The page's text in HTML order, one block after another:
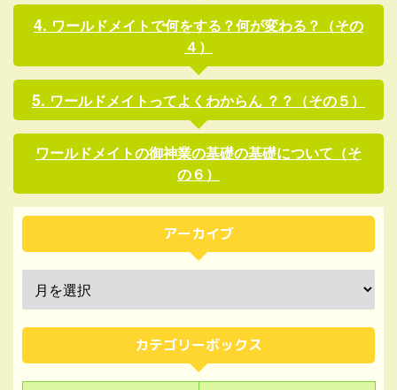
ワールドメイトで何をする？何が変わる？（その
４）
ワールドメイトってよくわからん ？？（その５）
ワールドメイトの御神業の基礎の基礎について（そ
の６）
アーカイブ
カテゴリーボックス